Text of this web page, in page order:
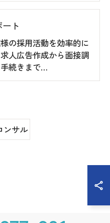
ト
の採用活動を効率的に
人広告作成から面接調
続きまで…
ンサル